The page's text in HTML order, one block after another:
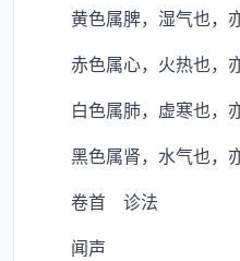
黄色属脾，湿气也，亦
赤色属心，火热也，亦
白色属肺，虚寒也，亦
黑色属肾，水气也，亦
卷首 诊法
闻声